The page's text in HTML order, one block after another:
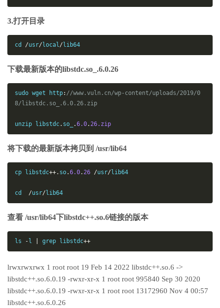
3.打开目录
cd /usr/local/lib64
下载最新版本的libstdc.so_.6.0.26
sudo wget http: //www.vuln.cn/wp-content/uploads/2019/0
8/libstdc.so_.6.0.26.zip
unzip libstdc. so_ .6.0.26.zip
将下载的最新版本拷贝到 /usr/lib64
cp libstdc++. so.6.0.26 /usr/lib64
cd /usr/lib64
查看 /usr/lib64下libstdc++.so.6链接的版本
ls - l grep libstdc++
lrwxrwxrwx 1 root root 19 Feb 14 2022 libstdc++.so.6 ->
libstdc++.so.6.0.19 -rwxr-xr-x 1 root root 995840 Sep 30 2020
libstdc++.so.6.0.19 -rwxr-xr-x 1 root root 13172960 Nov 4 00:57
libstdc++.so.6.0.26